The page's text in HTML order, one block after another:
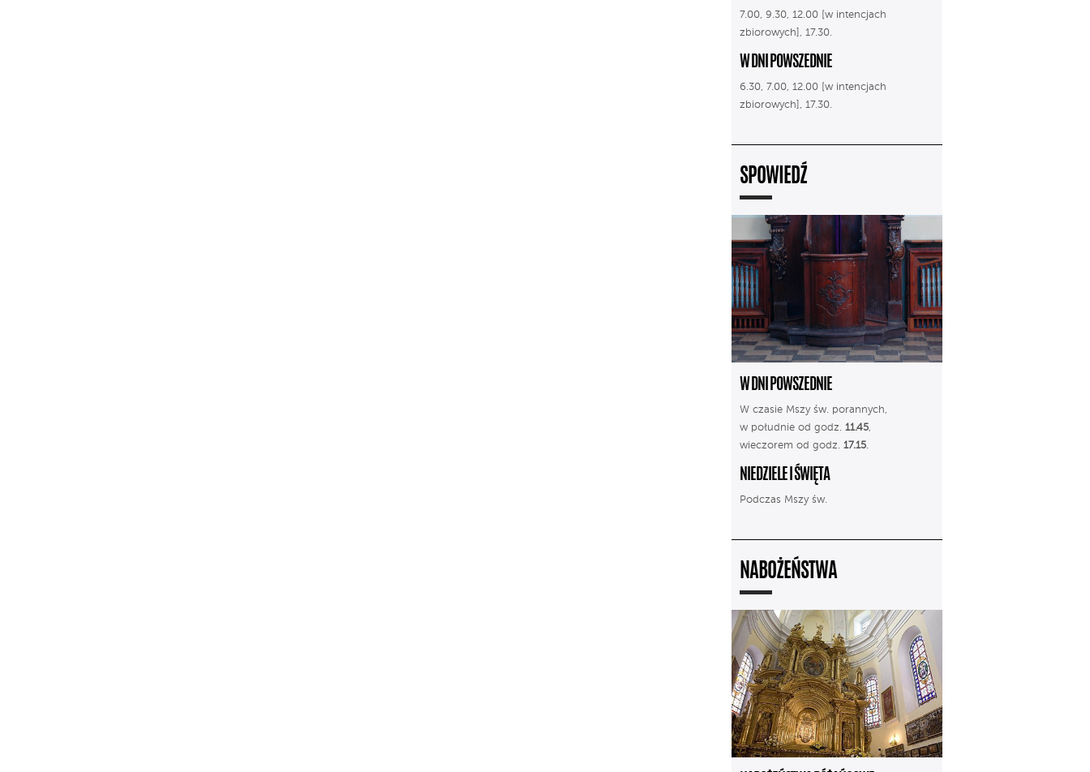
7.00, 9.30, 12.00 [w intencjach
zbiorowych], 17.30.
W DNI POWSZEDNIE
6.30, 7.00, 12.00 [w intencjach
zbiorowych], 17.30.
SPOWIEDŹ
W DNI POWSZEDNIE
W czasie Mszy św. porannych,
w południe od godz. 11.45,
wieczorem od godz. 17.15.
NIEDZIELE I ŚWIĘTA
Podczas Mszy św.
NABOŻEŃSTWA